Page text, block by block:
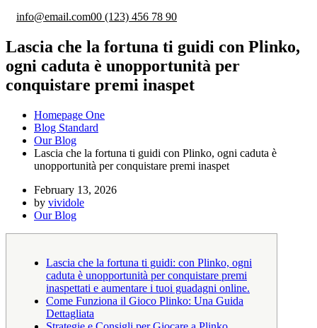
info@email.com00 (123) 456 78 90
Lascia che la fortuna ti guidi con Plinko,
ogni caduta è unopportunità per
conquistare premi inaspet
Homepage One
Blog Standard
Our Blog
Lascia che la fortuna ti guidi con Plinko, ogni caduta è
unopportunità per conquistare premi inaspet
February 13, 2026
by vividole
Our Blog
Lascia che la fortuna ti guidi: con Plinko, ogni
caduta è unopportunità per conquistare premi
inaspettati e aumentare i tuoi guadagni online.
Come Funziona il Gioco Plinko: Una Guida
Dettagliata